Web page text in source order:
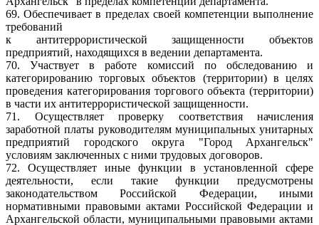
69. Обеспечивает в пределах своей компетенции выполнение
требований
к антитеррористической защищенности объектов
предприятий, находящихся в ведении департамента.
70. Участвует в работе комиссий по обследованию и
категорированию торговых объектов (территории) в целях
проведения категорирования торгового объекта (территории)
в части их антитеррористической защищенности.
71. Осуществляет проверку соответствия начисления
заработной платы руководителям муниципальных унитарных
предприятий городского округа "Город Архангельск"
условиям заключенных с ними трудовых договоров.
72. Осуществляет иные функции в установленной сфере
деятельности, если такие функции предусмотрены
законодательством Российской Федерации, иными
нормативными правовыми актами Российской Федерации и
Архангельской области, муниципальными правовыми актами